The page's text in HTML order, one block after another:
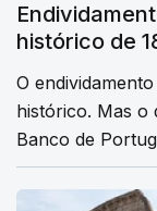
histórico de
O
histórico. Mas o
Banco de